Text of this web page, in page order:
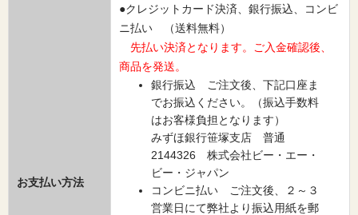
お支払い方法
●クレジットカード決済、銀行振込、コンビ
ニ払い （送料無料）
先払い決済となります。ご入金確認後、
商品を発送。
銀行振込 ご注文後、下記口座ま
でお振込ください。（振込手数料
はお客様負担となります）
みずほ銀行笹塚支店 普通
2144326 株式会社ビー・エー・
ビー・ジャパン
コンビニ払い ご注文後、２～３
営業日にて弊社より振込用紙を郵